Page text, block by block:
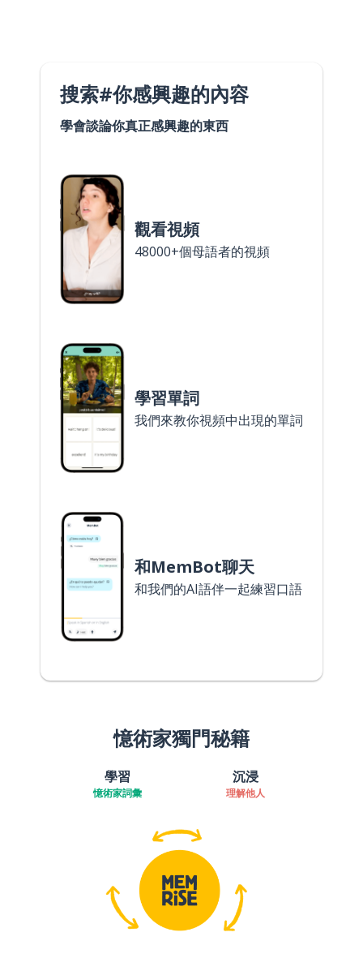
搜索#你感興趣的內容
學會談論你真正感興趣的東西
觀看視頻
48000+個母語者的視頻
學習單詞
我們來教你視頻中出現的單詞
和MemBot聊天
和我們的AI語伴一起練習口語
憶術家獨門秘籍
學習
憶術家詞彙
沉浸
理解他人